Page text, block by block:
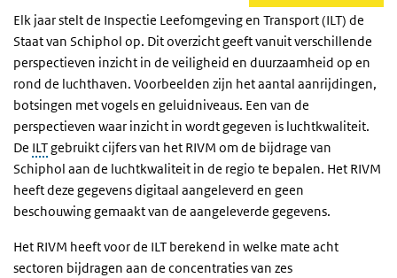
Elk jaar stelt de Inspectie Leefomgeving en Transport (ILT) de
Staat van Schiphol op. Dit overzicht geeft vanuit verschillende
perspectieven inzicht in de veiligheid en duurzaamheid op en
rond de luchthaven. Voorbeelden zijn het aantal aanrijdingen,
botsingen met vogels en geluidniveaus. Een van de
perspectieven waar inzicht in wordt gegeven is luchtkwaliteit.
De ILTgebruikt cijfers van het RIVM om de bijdrage van
Schiphol aan de luchtkwaliteit in de regio te bepalen. Het RIVM
heeft deze gegevens digitaal aangeleverd en geen
beschouwing gemaakt van de aangeleverde gegevens.
Het RIVM heeft voor de ILT berekend in welke mate acht
sectoren bijdragen aan de concentraties van zes